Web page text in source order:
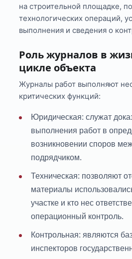
на строительной площадке,
технологических операций,
выполнения и сведения о
Роль журналов в
цикле объекта
Журналы работ выполняют
критических функций:
Юридическая: служат
выполнения работ в
возникновении споров
подрядчиком.
Техническая: позволяют
материалы
участке и кто нес
операционный контроль.
Контрольная: являются
инспекторов